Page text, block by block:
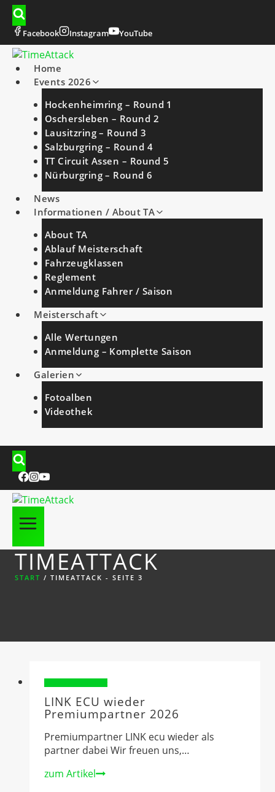
Zum
Inhalt
springenFacebook Instagram YouTube
Home
Events 2026
Hockenheimring – Round 1
Oschersleben – Round 2
Lausitzring – Round 3
Salzburgring – Round 4
TT Circuit Assen – Round 5
Nürburgring – Round 6
News
Informationen / About TA
About TA
Ablauf Meisterschaft
Fahrzeugklassen
Reglement
Anmeldung Fahrer / Saison
Meisterschaft
Alle Wertungen
Anmeldung – Komplette Saison
Galerien
Fotoalben
Videothek
TIMEATTACK
START / TIMEATTACK - SEITE 3
LINK ECU wieder
Premiumpartner 2026
Premiumpartner LINK ecu wieder als
partner dabei Wir freuen uns,…
zum ArtikelLINK